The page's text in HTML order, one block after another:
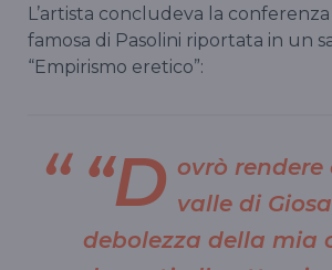
L’artista concludeva la
famosa di Pasolini riportata in un
“Empirismo eretico”:
“D ovrò
valle di
debolezza della mia